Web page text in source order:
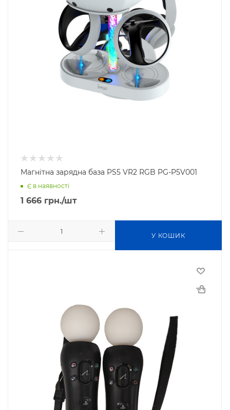
Магнітна зарядна база PS5 VR2 RGB PG-P5V001
Є в наявності
1 666 грн./шт
У КОШИК